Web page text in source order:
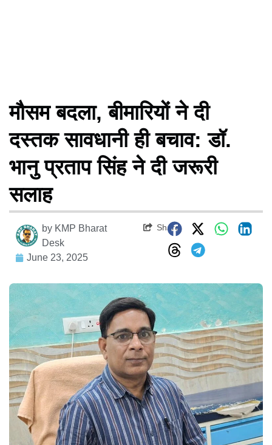
मौसम बदला, बीमारियों ने दी
दस्तक सावधानी ही बचाव: डॉ.
भानु प्रताप सिंह ने दी जरूरी
सलाह
by KMP Bharat
Desk
June 23, 2025
Share